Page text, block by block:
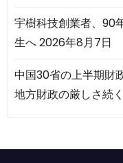
宇樹科技創業者、90
生へ2026年8月7日
中国30省の上半期財
地方財政の厳しさ続く